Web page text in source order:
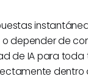
depender de
de IA para toda
dentro